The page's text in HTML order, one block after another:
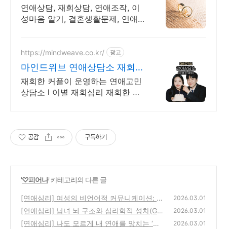
2011년개업 풍부한 경력
연애상담, 재회상담, 연애조작, 이
성마음 알기, 결혼생활문제, 연애
일단 문의부탁드립니다.
https://mindweave.co.kr/ 광고
마인드위브 연애상담소 재회
가능성 판단
재회한 커플이 운영하는 연애고민
상담소 l 이별 재회심리 재회한 커
공감 구독하기
'♡피어나' 카테고리의 다른 글
[연애심리] 여성의 비언어적 커뮤니케이션: 심
리학으로 분석한 '간접 화법'의 이유
(0)
2026.03.01
[연애심리] 남녀 뇌 구조와 심리학적 성차(Gen
der Differences): 갈등 해결의 메커니즘
(0)
2026.03.01
[연애심리] 나도 모르게 내 연애를 망치는 ‘자
2026.03.01